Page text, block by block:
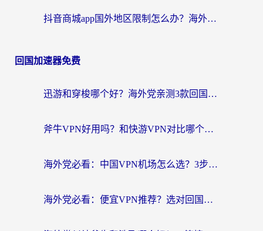
抖音商城app国外地区限制怎么办？海外党解锁国内内容的实用指南
回国加速器免费
迅游和穿梭哪个好？海外党亲测3款回国加速器+手游加速对比，附避坑指南
斧牛VPN好用吗？和快游VPN对比哪个回国效果更好？马来西亚留学生亲测分享
海外党必看：中国VPN机场怎么选？3步教你无缝访问国内资源（附避坑指南）
海外党必看：便宜VPN推荐？选对回国加速器才能无缝刷国内剧玩国服